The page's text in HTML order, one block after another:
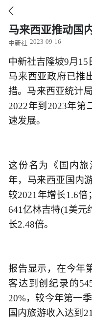

马来西亚推动国
中新社 2023-09-16
中新社吉隆坡9月15
马来西亚政府已推
措。马来西亚统计
2022年到2023年第
速发展。
这份名为《国内
年，马来西亚国内
较2021年增长1.6
641亿林吉特(1美元
长2.48倍。
报告显示，在今年
客达到创纪录的
20%，较今年第一
国内旅游收入达到